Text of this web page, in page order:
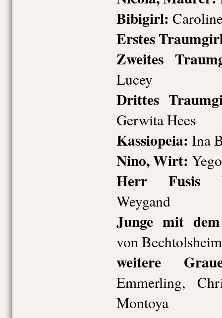
Bibigirl:
Erstes
Zweites
Lucey
Drittes
Gerwita Hees
Kassiopeia: Ina
Nino, Wirt:
Herr Fusis
Weygand
Junge mit
von Bechtolsheim
weitere
Emmerling,
Montoya